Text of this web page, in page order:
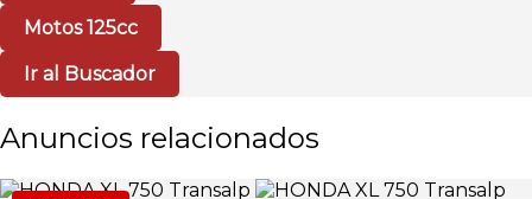
Motos 125cc
Ir al Buscador
Anuncios relacionados